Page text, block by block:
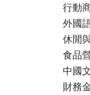
行動
外國
休閒
食品
中國
財務